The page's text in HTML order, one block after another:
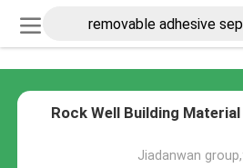
Rock Well Building Material
Jiadanwan